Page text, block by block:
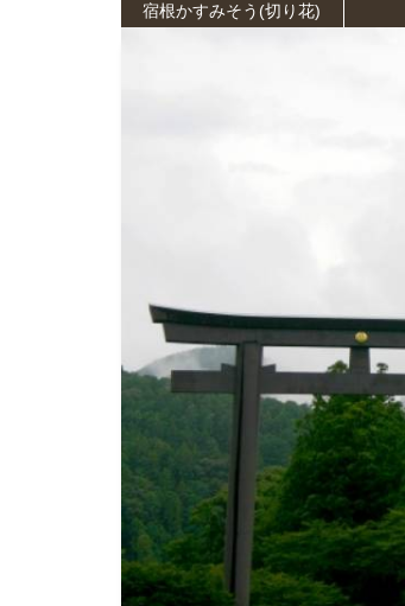
宿根かすみそう(切り花)